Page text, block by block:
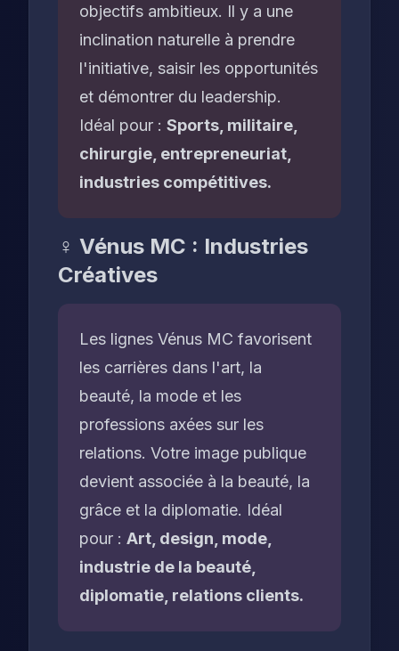
objectifs ambitieux. Il y a une
inclination naturelle à prendre
l'initiative, saisir les opportunités
et démontrer du leadership.
Idéal pour : Sports, militaire,
chirurgie, entrepreneuriat,
industries compétitives.
♀️ Vénus MC : Industries
Créatives
Les lignes Vénus MC favorisent
les carrières dans l'art, la
beauté, la mode et les
professions axées sur les
relations. Votre image publique
devient associée à la beauté, la
grâce et la diplomatie. Idéal
pour : Art, design, mode,
industrie de la beauté,
diplomatie, relations clients.